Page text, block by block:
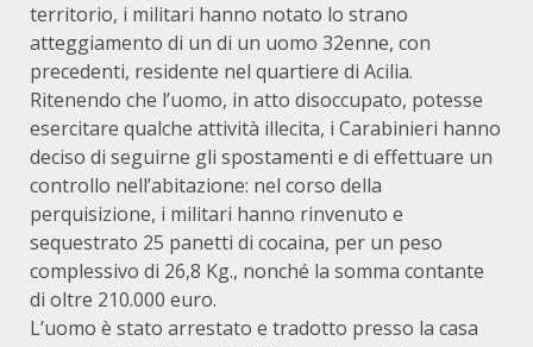
territorio, i militari hanno notato lo strano
atteggiamento di un di un uomo 32enne, con
precedenti, residente nel quartiere di Acilia.
Ritenendo che l’uomo, in atto disoccupato, potesse
esercitare qualche attività illecita, i Carabinieri hanno
deciso di seguirne gli spostamenti e di effettuare un
controllo nell’abitazione: nel corso della
perquisizione, i militari hanno rinvenuto e
sequestrato 25 panetti di cocaina, per un peso
complessivo di 26,8 Kg., nonché la somma contante
di oltre 210.000 euro.
L’uomo è stato arrestato e tradotto presso la casa